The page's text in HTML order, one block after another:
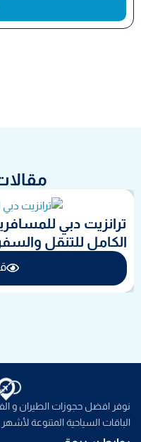
ترانزيت دبي
الكامل للتنقل
نوفر افضل حجوزات الطيران و
الباقات السياحية المتنوعة